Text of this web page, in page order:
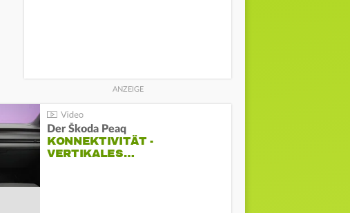
Der Škoda Peaq
KONNEKTIVITÄT -
VERTIKALES…